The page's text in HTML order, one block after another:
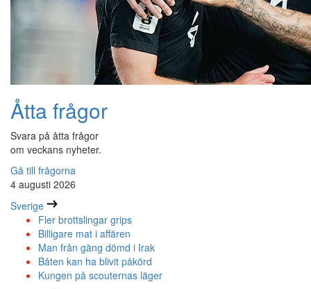
Åtta frågor
Svara på åtta frågor
om veckans nyheter.
Gå till frågorna
4 augusti 2026
Sverige
Fler brottslingar grips
Billigare mat i affären
Man från gäng dömd i Irak
Båten kan ha blivit påkörd
Kungen på scouternas läger